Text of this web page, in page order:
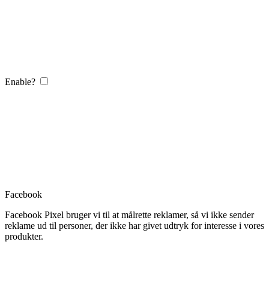
Enable?
Facebook
Facebook Pixel bruger vi til at målrette reklamer, så vi ikke sender
reklame ud til personer, der ikke har givet udtryk for interesse i vores
produkter.